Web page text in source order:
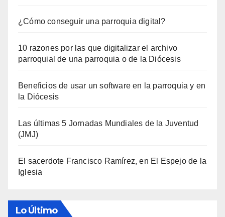
¿Cómo conseguir una parroquia digital?
10 razones por las que digitalizar el archivo
parroquial de una parroquia o de la Diócesis
Beneficios de usar un software en la parroquia y en
la Diócesis
Las últimas 5 Jornadas Mundiales de la Juventud
(JMJ)
El sacerdote Francisco Ramírez, en El Espejo de la
Iglesia
Lo Último